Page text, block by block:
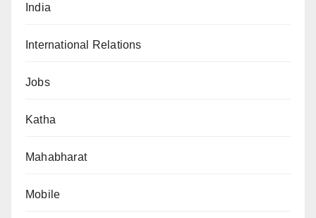
India
International Relations
Jobs
Katha
Mahabharat
Mobile